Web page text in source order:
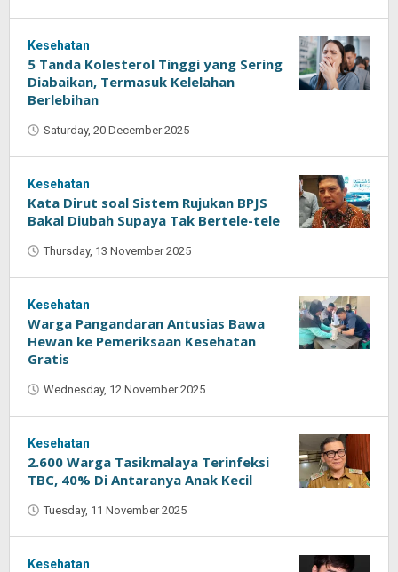
Kesehatan
5 Tanda Kolesterol Tinggi yang Sering
Diabaikan, Termasuk Kelelahan
Berlebihan
Saturday, 20 December 2025
Kesehatan
Kata Dirut soal Sistem Rujukan BPJS
Bakal Diubah Supaya Tak Bertele-tele
Thursday, 13 November 2025
Kesehatan
Warga Pangandaran Antusias Bawa
Hewan ke Pemeriksaan Kesehatan
Gratis
Wednesday, 12 November 2025
Kesehatan
2.600 Warga Tasikmalaya Terinfeksi
TBC, 40% Di Antaranya Anak Kecil
Tuesday, 11 November 2025
Kesehatan